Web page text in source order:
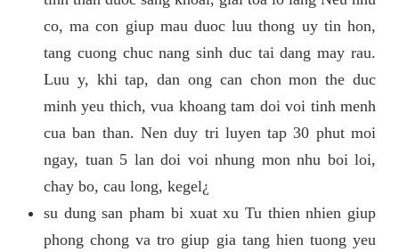
co, ma con giup mau duoc luu thong uy tin hon,
tang cuong chuc nang sinh duc tai dang may rau.
Luu y, khi tap, dan ong can chon mon the duc
minh yeu thich, vua khoang tam doi voi tinh menh
cua ban than. Nen duy tri luyen tap 30 phut moi
ngay, tuan 5 lan doi voi nhung mon nhu boi loi,
chay bo, cau long, kegel¿
su dung san pham bi xuat xu Tu thien nhien giup
phong chong va tro giup gia tang hien tuong yeu